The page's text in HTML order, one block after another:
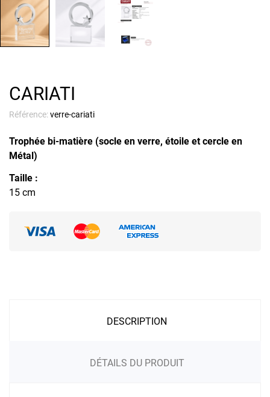
CARIATI
Référence:verre-cariati
Trophée bi-matière (socle en verre, étoile et cercle en
Métal)
Taille :
15 cm
DESCRIPTION
DÉTAILS DU PRODUIT